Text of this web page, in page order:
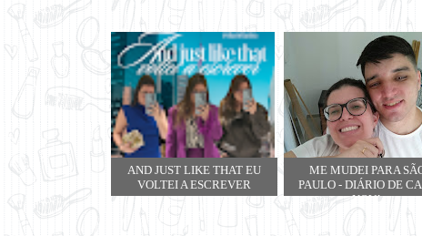
AND JUST LIKE THAT EU
VOLTEI A ESCREVER
ME MUDEI PARA
PAULO - DIÁRIO DE
NOVA